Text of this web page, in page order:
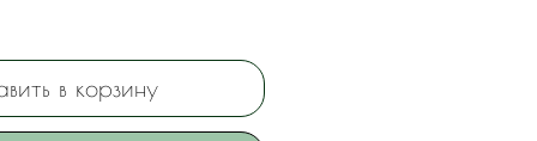
в корзину